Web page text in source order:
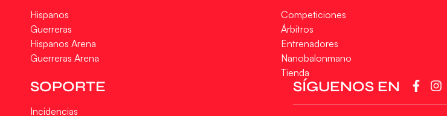
Hispanos
Guerreras
Hispanos Arena
Guerreras Arena
Competiciones
Árbitros
Entrenadores
Nanobalonmano
Tienda
SOPORTE
Incidencias
SÍGUENOS EN